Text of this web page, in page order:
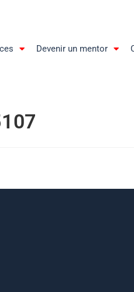
Devenir un mentor